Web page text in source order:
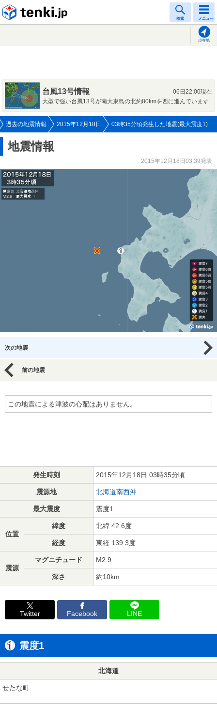
検索 メニュー
現在地
台風13号情報
06日22:00現在
大型で強い台風13号が南大東島の北約80kmを西に進んでいます
過去の地震情報 2015年12月18日 03時35分頃発生した地震(最大震度1)
地震情報
2015年12月18日03:39発表
次の地震
前の地震
この地震による津波の心配はありません。
発生時刻 2015年12月18日 03時35分頃
震源地 北海道南西沖
最大震度 震度1
位置
緯度 北緯 42.6度
経度 東経 139.3度
震源
マグニチュード M2.9
深さ 約10km
Twitter Facebook LINE
震度1
北海道
せたな町